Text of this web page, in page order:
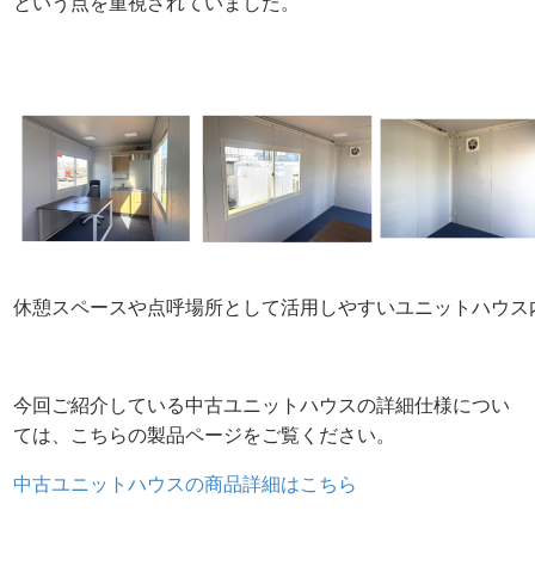
休憩スペースや点呼場所として活用しやすいユニットハウス
今回ご紹介している中古ユニットハウスの詳細仕様につい
ては、こちらの製品ページをご覧ください。
中古ユニットハウスの商品詳細はこちら